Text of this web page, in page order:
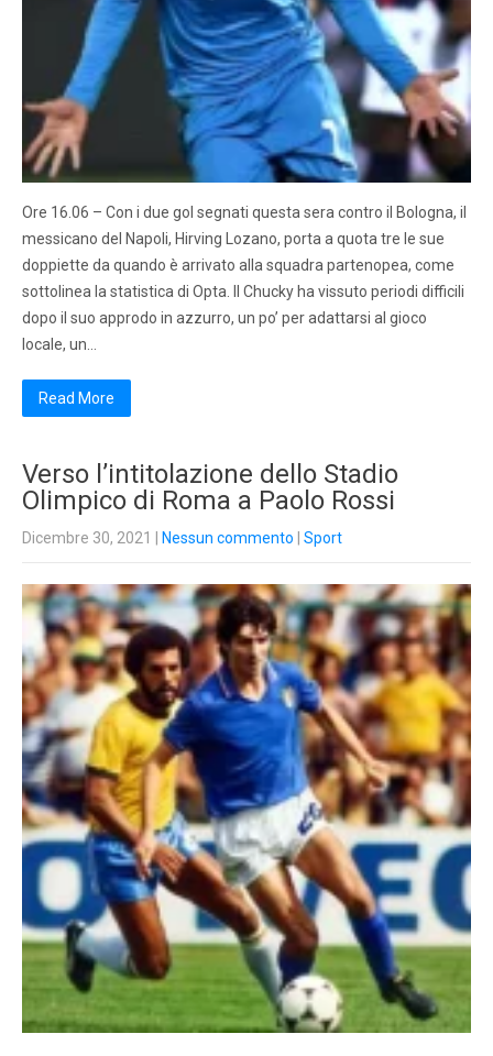
Ore 16.06 – Con i due gol segnati questa sera contro il Bologna, il
messicano del Napoli, Hirving Lozano, porta a quota tre le sue
doppiette da quando è arrivato alla squadra partenopea, come
sottolinea la statistica di Opta. Il Chucky ha vissuto periodi difficili
dopo il suo approdo in azzurro, un po’ per adattarsi al gioco
locale, un…
Read More
Verso l’intitolazione dello Stadio
Olimpico di Roma a Paolo Rossi
Dicembre 30, 2021 Nessun commento Sport